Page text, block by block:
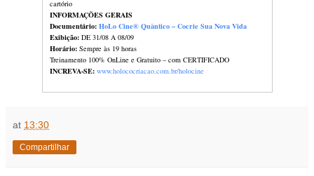
estarão validando tudo o que será
Elainne.
Além de cenas e percepções
at 13:30
Compartilhar